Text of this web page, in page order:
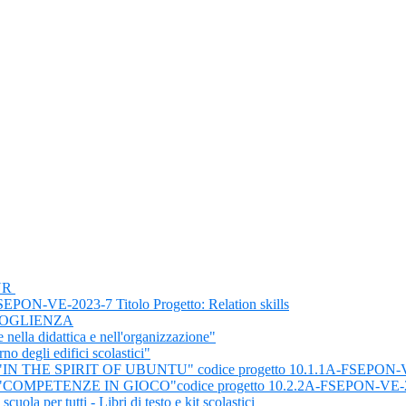
VE-2023-7 Titolo Progetto: Relation skills
didattica e nell'organizzazione"
degli edifici scolastici"
THE SPIRIT OF UBUNTU" codice progetto 10.1.1A-FSEPON-
IN GIOCO"codice progetto 10.2.2A-FSEPON-VE-
per tutti - Libri di testo e kit scolastici